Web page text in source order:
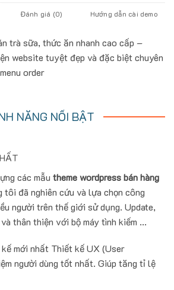
Đánh giá (0) Hướng dẫn cài demo
trà sữa, thức ăn nhanh cao cấp –
website tuyệt đẹp và đặc biệt chuyên
order
NĂNG NỔI BẬT
các mẫu theme wordpress bán hàng
tôi đã nghiên cứu và lựa chọn công
người trên thế giới sử dụng. Update,
thân thiện với bộ máy tình kiếm ...
mới nhất Thiết kế UX (User
người dùng tốt nhất. Giúp tăng tỉ lệ